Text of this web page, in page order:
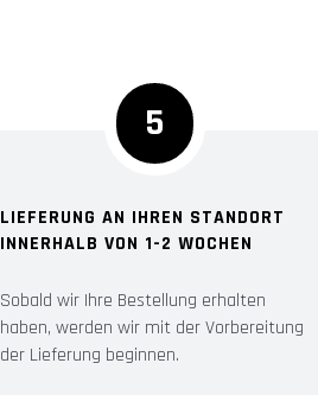
5
LIEFERUNG AN IHREN STANDORT
INNERHALB VON 1-2 WOCHEN
Sobald wir Ihre Bestellung erhalten
haben, werden wir mit der Vorbereitung
der Lieferung beginnen.